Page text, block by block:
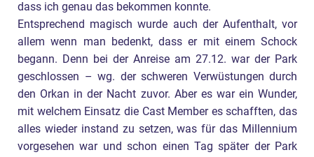
dass ich genau das bekommen konnte.
Entsprechend magisch wurde auch der Aufenthalt, vor
allem wenn man bedenkt, dass er mit einem Schock
begann. Denn bei der Anreise am 27.12. war der Park
geschlossen – wg. der schweren Verwüstungen durch
den Orkan in der Nacht zuvor. Aber es war ein Wunder,
mit welchem Einsatz die Cast Member es schafften, das
alles wieder instand zu setzen, was für das Millennium
vorgesehen war und schon einen Tag später der Park